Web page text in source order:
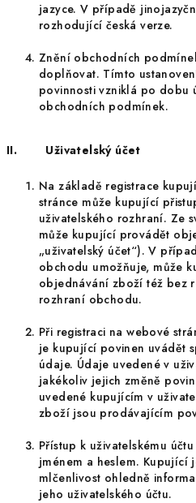
jazyce. V případě
rozhodující česká verze.
Znění obchodních
doplňovat. Tímto
povinnosti vzniklá po dobu
obchodních podmínek.
II. Uživatelský účet
Na základě registrace
stránce může kupující
uživatelského rozhraní. Ze
může kupující provádět
„uživatelský účet“). V
obchodu umožňuje, může
objednávání zboží též bez
rozhraní obchodu.
Při registraci na webové
je kupující povinen uvádět
údaje. Údaje uvedené v
jakékoliv jejich změně
uvedené kupujícím v
zboží jsou prodávajícím
Přístup k uživatelskému
jménem a heslem. Kupující
mlčenlivost ohledně
jeho uživatelského účtu.